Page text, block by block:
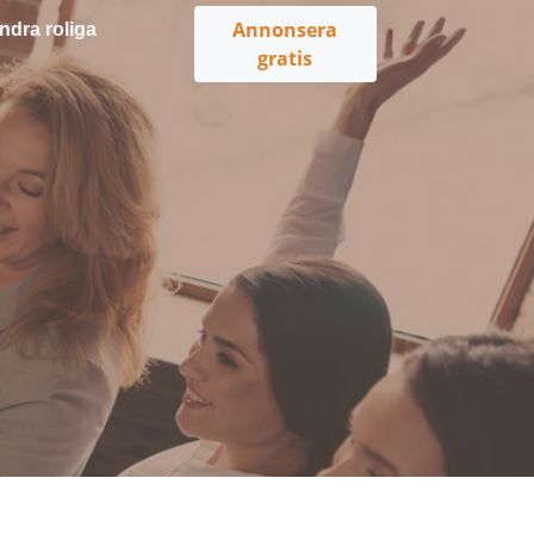
roliga
Annonsera
gratis